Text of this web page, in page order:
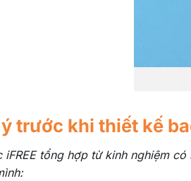
trước khi thiết kế
iFREE tổng hợp từ kinh nghiệm